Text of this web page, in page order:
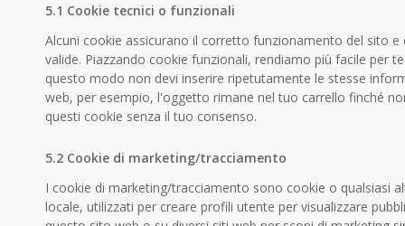
5.1 Cookie tecnici o funzionali
Alcuni cookie assicurano il corretto funzionamento del sito
valide. Piazzando cookie funzionali, rendiamo più facile per
questo modo non devi inserire ripetutamente le stesse
web, per esempio, l'oggetto rimane nel tuo carrello finché
questi cookie senza il tuo consenso.
5.2 Cookie di marketing/tracciamento
I cookie di marketing/tracciamento sono cookie o qualsiasi
locale, utilizzati per creare profili utente per visualizzare